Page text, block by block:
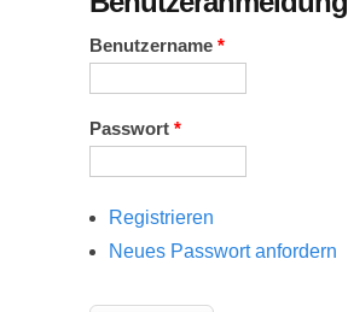
Benutzername *
Passwort *
Registrieren
Neues Passwort anfordern